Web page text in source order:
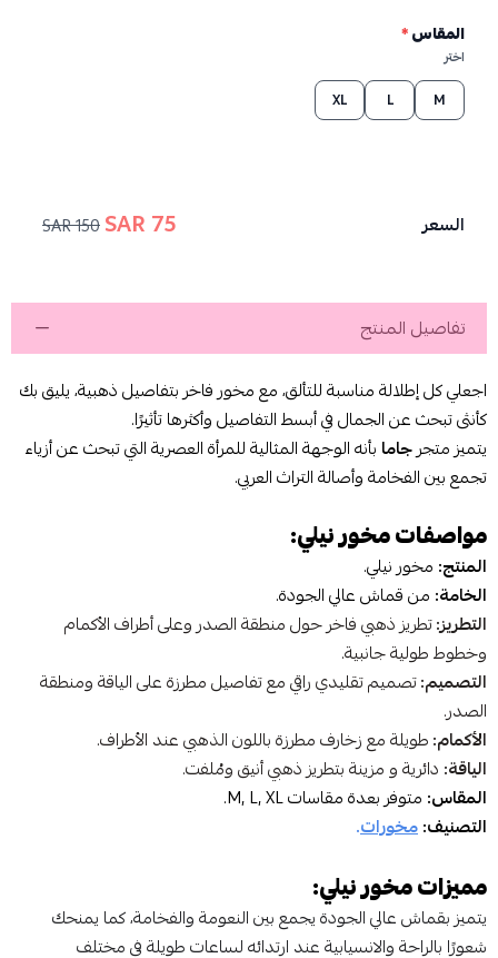
المقاس*
اختر
M
L
XL
السعر 75 SAR
150 SAR
تفاصيل المنتج
اجعلي كل إطلالة مناسبة للتألق، مع مخور فاخر بتفاصيل ذهبية، يليق بك
كأنثى تبحث عن الجمال في أبسط التفاصيل وأكثرها تأثيرًا.
يتميز متجرجاما بأنه الوجهة المثالية للمرأة العصرية التي تبحث عن أزياء
تجمع بين الفخامة وأصالة التراث العربي.
مواصفات مخور نيلي:
المنتج: مخور نيلي.
الخامة: من قماش عالي الجودة.
التطريز:تطريز ذهبي فاخر حول منطقة الصدر وعلى أطراف الأكمام
وخطوط طولية جانبية.
التصميم:تصميم تقليدي راقي مع تفاصيل مطرزة على الياقة ومنطقة
الصدر.
الأكمام:طويلة مع زخارف مطرزة باللون الذهبي عند الأطراف.
الياقة: دائرية و مزينة بتطريز ذهبي أنيق ومُلفت.
المقاس: متوفر بعدة مقاسات M, L, XL.
التصنيف:مخورات.
مميزات مخور نيلي:
يتميز بقماش عالي الجودة يجمع بين النعومة والفخامة، كما يمنحك
شعورًا بالراحة والانسيابية عند ارتدائه لساعات طويلة في مختلف